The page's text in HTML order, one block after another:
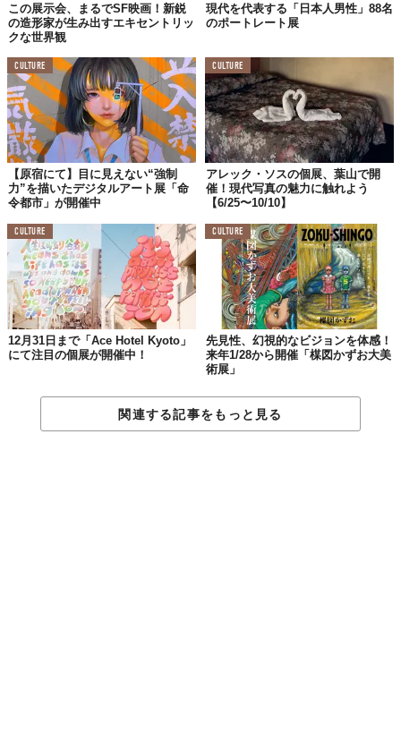
この展示会、まるでSF映画！新鋭
の造形家が生み出すエキセントリッ
クな世界観
現代を代表する「日本人男性」88名
のポートレート展
CULTURE
【原宿にて】目に見えない“強制
力”を描いたデジタルアート展「命
令都市」が開催中
CULTURE
アレック・ソスの個展、葉山で開
催！現代写真の魅力に触れよう
【6/25〜10/10】
CULTURE
12月31日まで「Ace Hotel Kyoto」
にて注目の個展が開催中！
CULTURE
先見性、幻視的なビジョンを体感！
来年1/28から開催「楳図かずお大美
術展」
関連する記事をもっと見る